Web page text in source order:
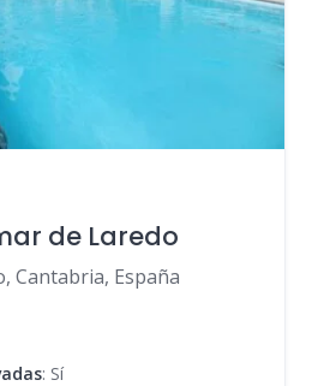
de Laredo
Cantabria, España
: Sí